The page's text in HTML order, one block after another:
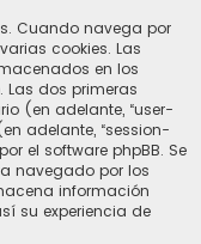
Cuando navega por
cookies. Las
en los
Las dos primeras
(en adelante, “user-
adelante, “session-
el software phpBB. Se
navegado por los
información
su experiencia de